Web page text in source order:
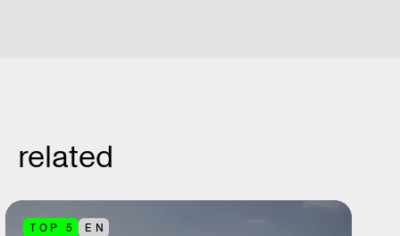
related
TOP 5 EN